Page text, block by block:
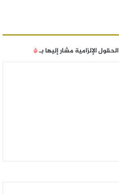
الحقول الإلزامية مشار إليها بـ*